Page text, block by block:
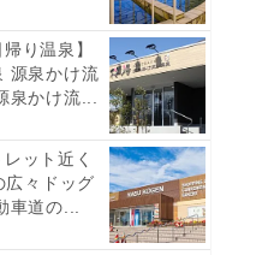
り温泉】
源泉かけ流
泉かけ流...
ット近く
広々ドッグ
車道の...